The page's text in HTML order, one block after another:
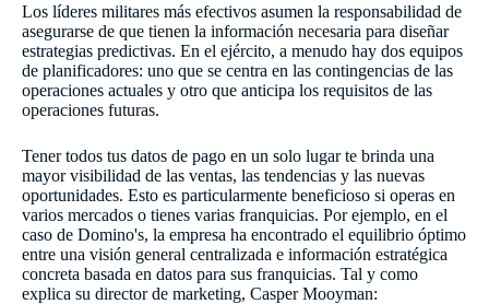
Los líderes militares más efectivos asumen la responsabilidad de
asegurarse de que tienen la información necesaria para diseñar
estrategias predictivas. En el ejército, a menudo hay dos equipos
de planificadores: uno que se centra en las contingencias de las
operaciones actuales y otro que anticipa los requisitos de las
operaciones futuras.
Tener todos tus datos de pago en un solo lugar te brinda una
mayor visibilidad de las ventas, las tendencias y las nuevas
oportunidades. Esto es particularmente beneficioso si operas en
varios mercados o tienes varias franquicias. Por ejemplo, en el
caso de Domino's, la empresa ha encontrado el equilibrio óptimo
entre una visión general centralizada e información estratégica
concreta basada en datos para sus franquicias. Tal y como
explica su director de marketing, Casper Mooyman: